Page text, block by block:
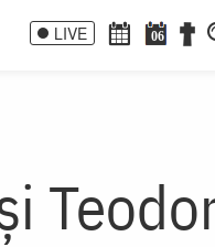
LIVE 06